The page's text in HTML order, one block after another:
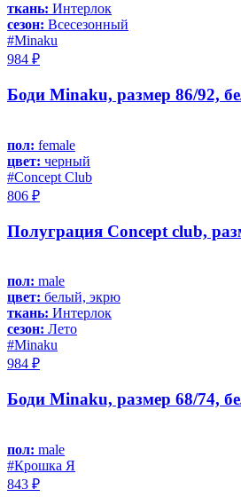
ткань: Интерлок
сезон: Всесезонный
#Minaku
984 ₽
Боди Minaku, размер 86/92,
пол: female
цвет: черный
#Concept Club
806 ₽
Полуграция Concept club,
пол: male
цвет: белый, экрю
ткань: Интерлок
сезон: Лето
#Minaku
984 ₽
Боди Minaku, размер 68/74,
пол: male
#Крошка Я
843 ₽